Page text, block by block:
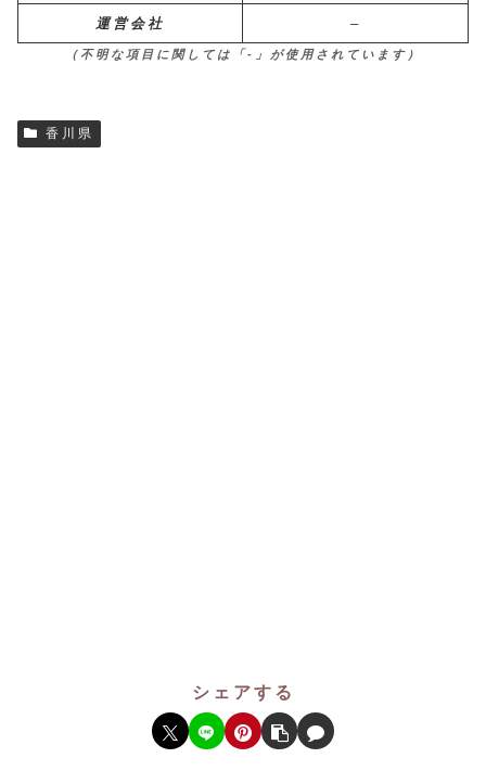
運営会社 –
（不明な項目に関しては「-」が使用されています）
香川県
シェアする